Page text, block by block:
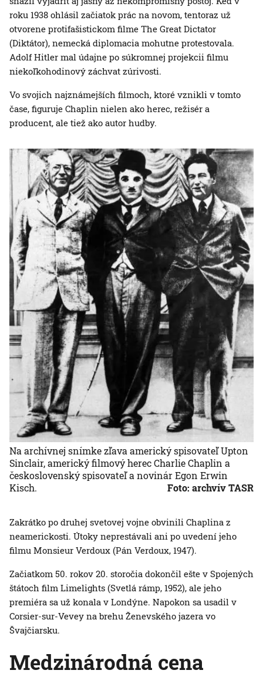
roku 1938 ohlásil začiatok prác na novom, tentoraz už
otvorene protifašistickom filme The Great Dictator
(Diktátor), nemecká diplomacia mohutne protestovala.
Adolf Hitler mal údajne po súkromnej projekcii filmu
niekoľkohodinový záchvat zúrivosti.
Vo svojich najznámejších filmoch, ktoré vznikli v tomto
čase, figuruje Chaplin nielen ako herec, režisér a
producent, ale tiež ako autor hudby.
Na archívnej snímke zľava americký spisovateľ Upton
Sinclair, americký filmový herec Charlie Chaplin a
československý spisovateľ a novinár Egon Erwin
Kisch.
Foto: archvív TASR
Zakrátko po druhej svetovej vojne obvinili Chaplina z
neamerickosti. Útoky neprestávali ani po uvedení jeho
filmu Monsieur Verdoux (Pán Verdoux, 1947).
Začiatkom 50. rokov 20. storočia dokončil ešte v Spojených
štátoch film Limelights (Svetlá rámp, 1952), ale jeho
premiéra sa už konala v Londýne. Napokon sa usadil v
Corsier-sur-Vevey na brehu Ženevského jazera vo
Švajčiarsku.
Medzinárodná cena